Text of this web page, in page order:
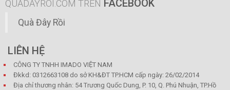
QUADAYROI.COM TRÊN FACEBOOK
Quà Đây Rồi
LIÊN HỆ
CÔNG TY TNHH IMADO VIỆT NAM
Đkkd: 0312663108 do sở KH&ĐT TP.HCM cấp ngày: 26/02/2014
Địa chỉ thương nhân: 54 Trương Quốc Dung, P. 10, Q. Phú Nhuận, TP.Hồ